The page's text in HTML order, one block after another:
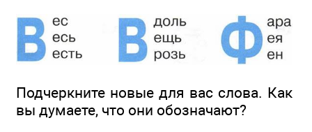
Подчеркните новые для вас слова. Как
вы думаете, что они обозначают?